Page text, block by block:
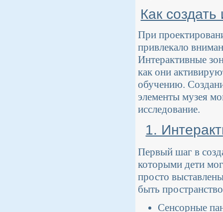
Как
При
привлекало
Интерактивные
как они
обучению.
элементы музея
исследование.
1.
Первый шаг в
которыми дети
просто
быть
Сенсорные